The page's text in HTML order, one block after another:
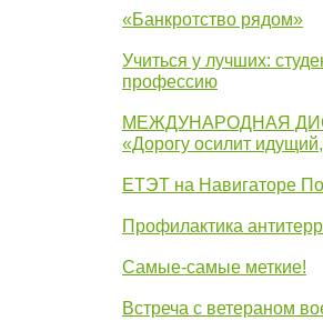
«Банкротство рядом»
Учиться у лучших:
профессию
МЕЖДУНАРОДНАЯ
«Дорогу осилит
ЕТЭТ на Навигаторе
Профилактика
Самые-самые меткие!
Встреча с ветераном